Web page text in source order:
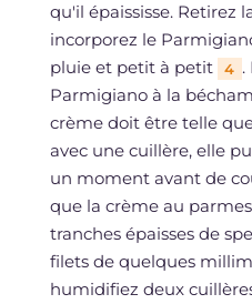
qu'il épaississe. Retirez
incorporez le
pluie et petit à petit
4 .
Parmigiano à la
crème doit être telle
avec une cuillère, elle
un moment avant de
que la crème au
tranches épaisses de
filets de quelques
humidifiez deux